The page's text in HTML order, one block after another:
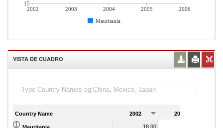
2002 2003 2004 2005
2006
Mauritania
15
VISTA DE CUADRO
Country Name 2002 2003
18.00